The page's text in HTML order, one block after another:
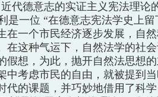
代德意志的实证主义宪法理论
一位 “在德意志宪法学史上留
在一个市民经济逐步发展，自
在这种气运下，自然法学的社
假想，为此，抛开自然法思想
中考虑市民的自由，就被提到
代的课题，并巧妙地借用了科